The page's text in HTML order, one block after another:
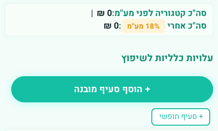
סה"כ קטגוריה לפני מע"מ:0 ₪
|
סה"כ אחרי
18% מע"מ :
0 ₪
עלויות כלליות לשיפוץ
+ הוסף סעיף מובנה
+ סעיף חופשי